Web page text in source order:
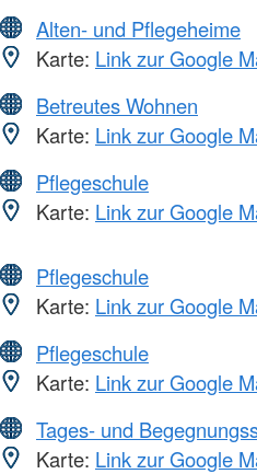
Alten- und Pflegeheime
Karte: Link zur Google
Betreutes Wohnen
Karte: Link zur Google
Pflegeschule
Karte: Link zur Google
Pflegeschule
Karte: Link zur Google
Pflegeschule
Karte: Link zur Google
Tages- und
Karte: Link zur Google